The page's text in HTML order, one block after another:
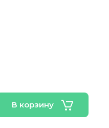
В корзину